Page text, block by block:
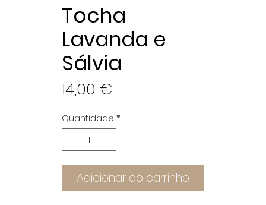
Tocha
Lavanda e
Sálvia
14,00 €
Quantidade *
Adicionar ao carrinho